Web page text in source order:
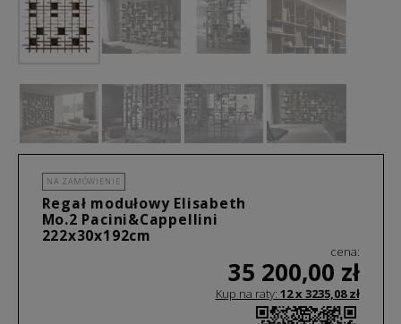
NA ZAMÓWIENIE
Regał modułowy Elisabeth
Mo.2 Pacini&Cappellini
222x30x192cm
cena:
35 200,00 zł
Kup na raty: 12 x 3235,08zł